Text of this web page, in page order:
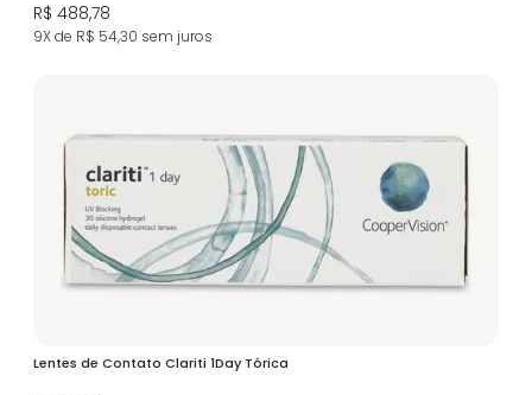
R$ 488,78
9X de R$ 54,30 sem juros
Lentes de Contato Clariti 1Day Tórica